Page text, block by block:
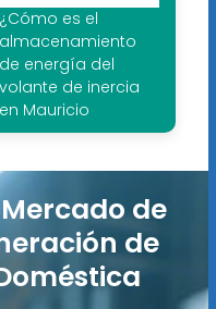
¿Cómo es el
almacenamiento
de energía del
volante de inercia
en Mauricio
de
de